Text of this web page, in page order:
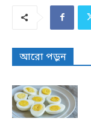
আরো পড়ুন